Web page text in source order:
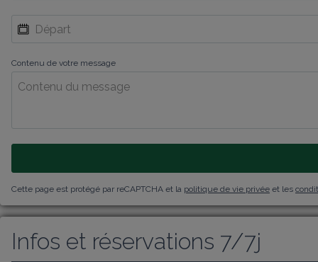
Contenu de votre message
Cette page est protégé par reCAPTCHA et la politique de vie privée et les
Infos et réservations 7/7j